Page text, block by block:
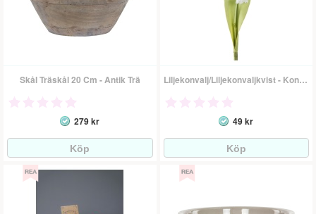
Skål Träskål 20 Cm - Antik Trä
279 kr
Liljekonvalj/Liljekonvaljkvist - Konstgjord Blomma
49 kr